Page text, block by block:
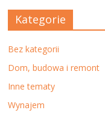
Kategorie
Bez kategorii
Dom, budowa i remont
Inne tematy
Wynajem